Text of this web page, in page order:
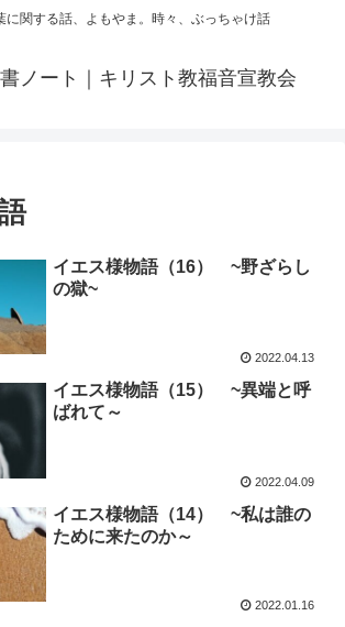
に関する話、よもやま。時々、ぶっちゃけ話
ノート｜キリスト教福音宣教会
イエス様物語（16） ~野ざらし
の獄~
2022.04.13
イエス様物語（15） ~異端と呼
ばれて～
2022.04.09
イエス様物語（14） ~私は誰の
ために来たのか～
2022.01.16